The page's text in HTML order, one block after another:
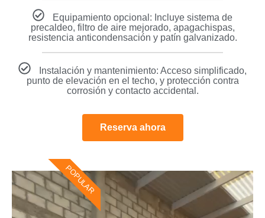
Equipamiento opcional: Incluye sistema de
precaldeo, filtro de aire mejorado, apagachispas,
resistencia anticondensación y patín galvanizado.
Instalación y mantenimiento: Acceso simplificado,
punto de elevación en el techo, y protección contra
corrosión y contacto accidental.
Reserva ahora
POPULAR